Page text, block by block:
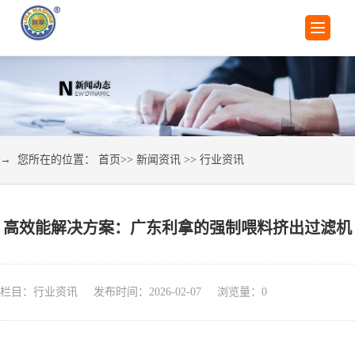
→ 您所在的位置： 首页>> 新闻资讯 >> 行业资讯
高效能解决方案：广东利拿的强制喂料挤出过滤机
栏目：行业资讯 发布时间：2026-02-07 浏览量： 0